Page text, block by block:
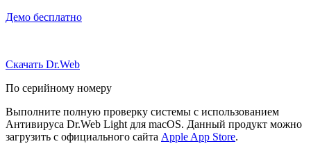
Демо бесплатно
Скачать Dr.Web
По серийному номеру
Выполните полную проверку системы с использованием
Антивируса Dr.Web Light для macOS. Данный продукт можно
загрузить с официального сайта Apple App Store.